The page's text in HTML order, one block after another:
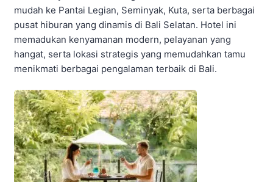
mudah ke Pantai Legian, Seminyak, Kuta, serta berbagai
pusat hiburan yang dinamis di Bali Selatan. Hotel ini
memadukan kenyamanan modern, pelayanan yang
hangat, serta lokasi strategis yang memudahkan tamu
menikmati berbagai pengalaman terbaik di Bali.